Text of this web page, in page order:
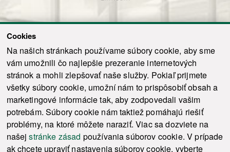
Cookies
Na našich stránkach používame súbory cookie, aby sme
vám umožnili čo najlepšie prezeranie internetových
stránok a mohli zlepšovať naše služby. Pokiaľ prijmete
všetky súbory cookie, umožní nám to prispôsobiť obsah a
marketingové informácie tak, aby zodpovedali vašim
potrebám. Súbory cookie nám taktiež pomáhajú riešiť
problémy, na ktoré môžete naraziť. Viac sa dozviete na
našejstránke zásad používania súborov cookie. V prípade
ak chcete upraviť nastavenia súborov cookie, vyberte
Odoslať
© 2021-2026 ku.sk. Všetky práva vyhradené. | Ochrana osobných údajov